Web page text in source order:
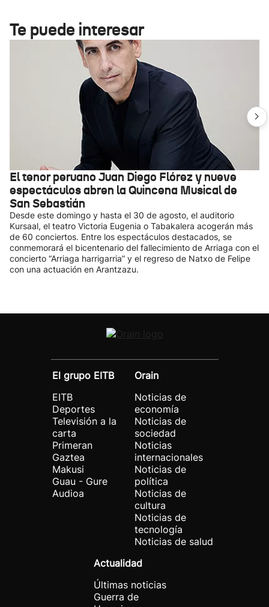
Te puede interesar
El tenor peruano Juan Diego Flórez y nueve
espectáculos abren la Quincena Musical de
San Sebastián
Desde este domingo y hasta el 30 de agosto, el auditorio
Kursaal, el teatro Victoria Eugenia o Tabakalera acogerán más
de 60 conciertos. Entre los espectáculos destacados, se
conmemorará el bicentenario del fallecimiento de Arriaga con el
concierto “Arriaga harrigarria” y el regreso de Natxo de Felipe
con una actuación en Arantzazu.
El grupo EITB
EITB
Deportes
Televisión a la
carta
Primeran
Gaztea
Makusi
Guau - Gure
Audioa
Orain
Noticias de
economía
Noticias de
sociedad
Noticias
internacionales
Noticias de
política
Noticias de
cultura
Noticias de
tecnología
Noticias de salud
Actualidad
Últimas noticias
Guerra de